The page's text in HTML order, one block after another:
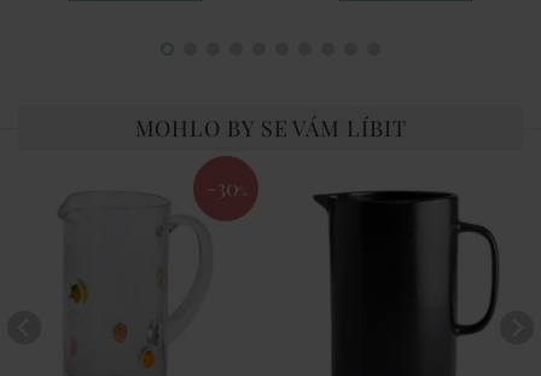
MOHLO BY SE VÁM LÍBIT
-30 %